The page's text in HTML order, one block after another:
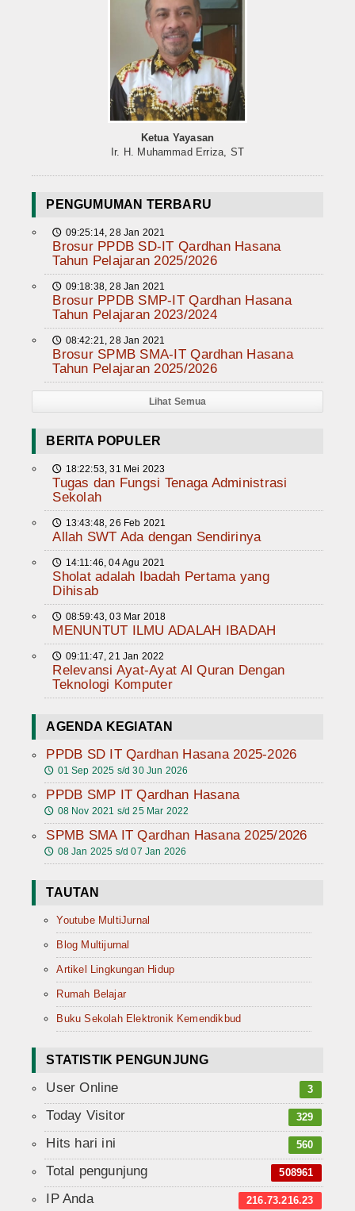
Ketua Yayasan
Ir. H. Muhammad Erriza, ST
PENGUMUMAN TERBARU
🕔 09:25:14, 28 Jan 2021
Brosur PPDB SD-IT Qardhan Hasana
Tahun Pelajaran 2025/2026
🕔 09:18:38, 28 Jan 2021
Brosur PPDB SMP-IT Qardhan Hasana
Tahun Pelajaran 2023/2024
🕔 08:42:21, 28 Jan 2021
Brosur SPMB SMA-IT Qardhan Hasana
Tahun Pelajaran 2025/2026
Lihat Semua
BERITA POPULER
🕔 18:22:53, 31 Mei 2023
Tugas dan Fungsi Tenaga Administrasi
Sekolah
🕔 13:43:48, 26 Feb 2021
Allah SWT Ada dengan Sendirinya
🕔 14:11:46, 04 Agu 2021
Sholat adalah Ibadah Pertama yang
Dihisab
🕔 08:59:43, 03 Mar 2018
MENUNTUT ILMU ADALAH IBADAH
🕔 09:11:47, 21 Jan 2022
Relevansi Ayat-Ayat Al Quran Dengan
Teknologi Komputer
AGENDA KEGIATAN
PPDB SD IT Qardhan Hasana 2025-2026
🕔 01 Sep 2025 s/d 30 Jun 2026
PPDB SMP IT Qardhan Hasana
🕔 08 Nov 2021 s/d 25 Mar 2022
SPMB SMA IT Qardhan Hasana 2025/2026
🕔 08 Jan 2025 s/d 07 Jan 2026
TAUTAN
Youtube MultiJurnal
Blog Multijurnal
Artikel Lingkungan Hidup
Rumah Belajar
Buku Sekolah Elektronik Kemendikbud
STATISTIK PENGUNJUNG
User Online 3
Today Visitor 329
Hits hari ini 560
Total pengunjung 508961
IP Anda 216.73.216.23